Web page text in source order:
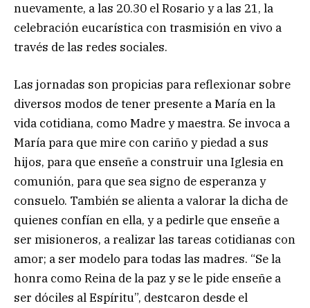
nuevamente, a las 20.30 el Rosario y a las 21, la
celebración eucarística con trasmisión en vivo a
través de las redes sociales.
Las jornadas son propicias para reflexionar sobre
diversos modos de tener presente a María en la
vida cotidiana, como Madre y maestra. Se invoca a
María para que mire con cariño y piedad a sus
hijos, para que enseñe a construir una Iglesia en
comunión, para que sea signo de esperanza y
consuelo. También se alienta a valorar la dicha de
quienes confían en ella, y a pedirle que enseñe a
ser misioneros, a realizar las tareas cotidianas con
amor; a ser modelo para todas las madres. “Se la
honra como Reina de la paz y se le pide enseñe a
ser dóciles al Espíritu”, destcaron desde el